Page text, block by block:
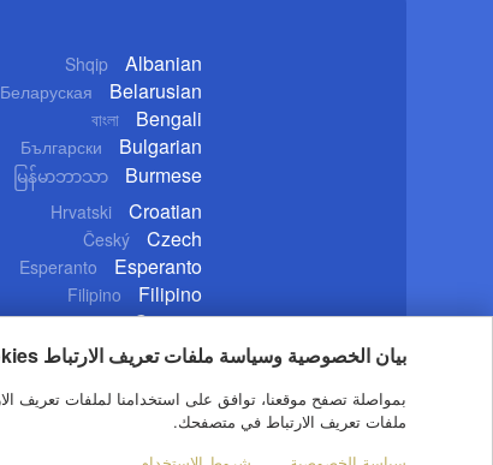
بيان الخصوصية وسياسة ملفات تعريف الارتباط Cookies
ملفات تعريف الارتباط في متصفحك.
Shqip Albanian
Беларуская Belarusian
বাংলা Bengali
Български Bulgarian
မြန်မာဘာသာ Burmese
Hrvatski Croatian
Český Czech
Esperanto Esperanto
Filipino Filipino
Deutsch German